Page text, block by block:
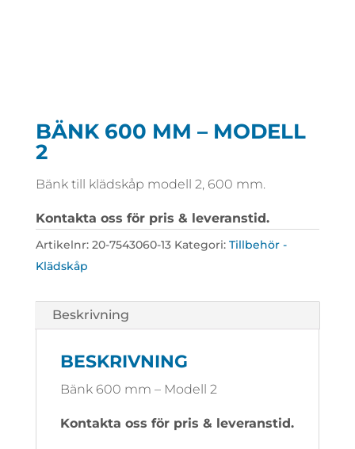
BÄNK 600 MM – MODELL
2
Bänk till klädskåp modell 2, 600 mm.
Kontakta oss för pris & leveranstid.
Artikelnr: 20-7543060-13 Kategori: Tillbehör -
Klädskåp
Beskrivning
BESKRIVNING
Bänk 600 mm – Modell 2
Kontakta oss för pris & leveranstid.